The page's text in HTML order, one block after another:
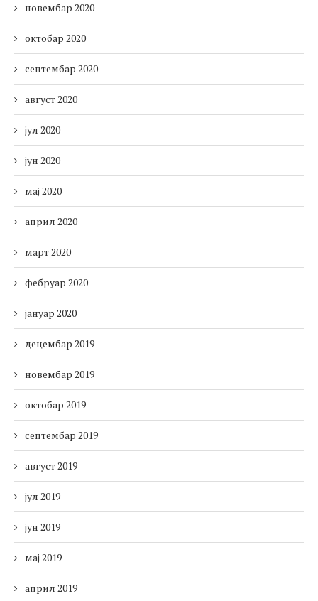
новембар 2020
октобар 2020
септембар 2020
август 2020
јул 2020
јун 2020
мај 2020
април 2020
март 2020
фебруар 2020
јануар 2020
децембар 2019
новембар 2019
октобар 2019
септембар 2019
август 2019
јул 2019
јун 2019
мај 2019
април 2019